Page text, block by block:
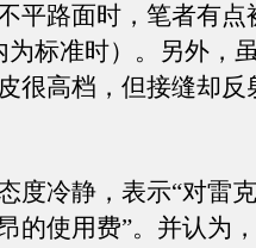
平路面时，笔者有点
为标准时）。另外，
很高档，但接缝却反
冷静，表示“对雷
的使用费”。并认为